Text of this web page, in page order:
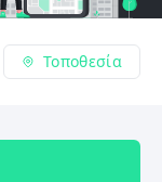
Τοποθεσία